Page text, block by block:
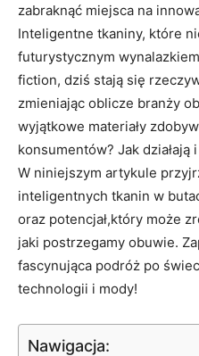
zabraknąć miejsca na
Inteligentne tkaniny, które
futurystycznym
fiction, dziś stają się
zmieniając oblicze branży
wyjątkowe materiały
konsumentów? Jak
W niniejszym artykule
inteligentnych tkanin w
oraz potencjał,który może
jaki postrzegamy obuwie.
fascynująca podróż po
technologii i mody!
Nawigacja: